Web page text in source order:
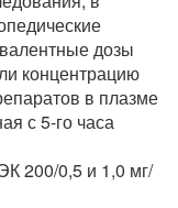
дозы
концентрацию
в плазме
с 5-го часа
200/0,5 и 1,0 мг/